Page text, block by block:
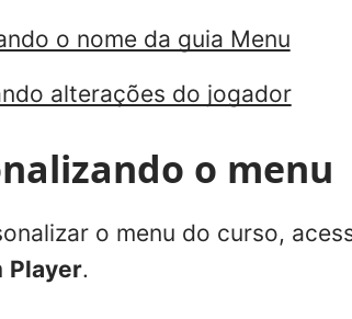
o nome da guia Menu
alterações do jogador
o menu
o menu do curso,
Player.